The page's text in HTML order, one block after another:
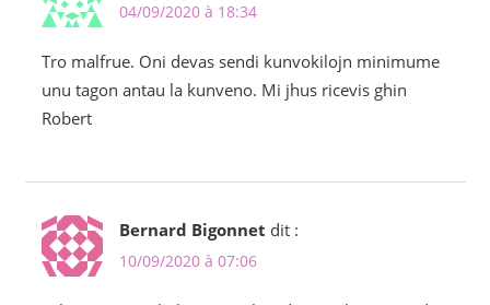
04/09/2020 à 18:34
Tro malfrue. Oni devas sendi kunvokilojn minimume
unu tagon antau la kunveno. Mi jhus ricevis ghin
Robert
Bernard Bigonnet dit :
10/09/2020 à 07:06